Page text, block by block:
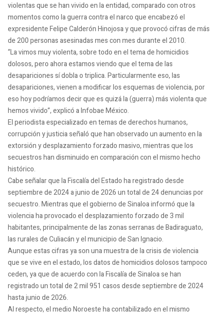
violentas que se han vivido en la entidad, comparado con otros
momentos como la guerra contra el narco que encabezó el
expresidente Felipe Calderón Hinojosa y que provocó cifras de más
de 200 personas asesinadas mes con mes durante el 2010.
“La vimos muy violenta, sobre todo en el tema de homicidios
dolosos, pero ahora estamos viendo que el tema de las
desapariciones sí dobla o triplica. Particularmente eso, las
desapariciones, vienen a modificar los esquemas de violencia, por
eso hoy podríamos decir que es quizá la (guerra) más violenta que
hemos vivido”, explicó a Infobae México.
El periodista especializado en temas de derechos humanos,
corrupción y justicia señaló que han observado un aumento en la
extorsión y desplazamiento forzado masivo, mientras que los
secuestros han disminuido en comparación con el mismo hecho
histórico.
Cabe señalar que la Fiscalía del Estado ha registrado desde
septiembre de 2024 a junio de 2026 un total de 24 denuncias por
secuestro. Mientras que el gobierno de Sinaloa informó que la
violencia ha provocado el desplazamiento forzado de 3 mil
habitantes, principalmente de las zonas serranas de Badiraguato,
las rurales de Culiacán y el municipio de San Ignacio.
Aunque estas cifras ya son una muestra de la crisis de violencia
que se vive en el estado, los datos de homicidios dolosos tampoco
ceden, ya que de acuerdo con la Fiscalía de Sinaloa se han
registrado un total de 2 mil 951 casos desde septiembre de 2024
hasta junio de 2026.
Al respecto, el medio Noroeste ha contabilizado en el mismo